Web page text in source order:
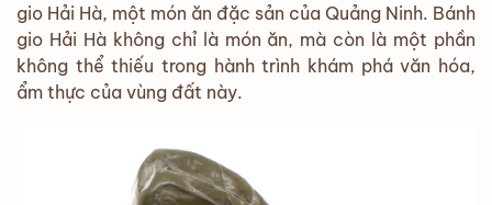
gio Hải Hà, một món ăn đặc sản của Quảng Ninh. Bánh
gio Hải Hà không chỉ là món ăn, mà còn là một phần
không thể thiếu trong hành trình khám phá văn hóa,
ẩm thực của vùng đất này.